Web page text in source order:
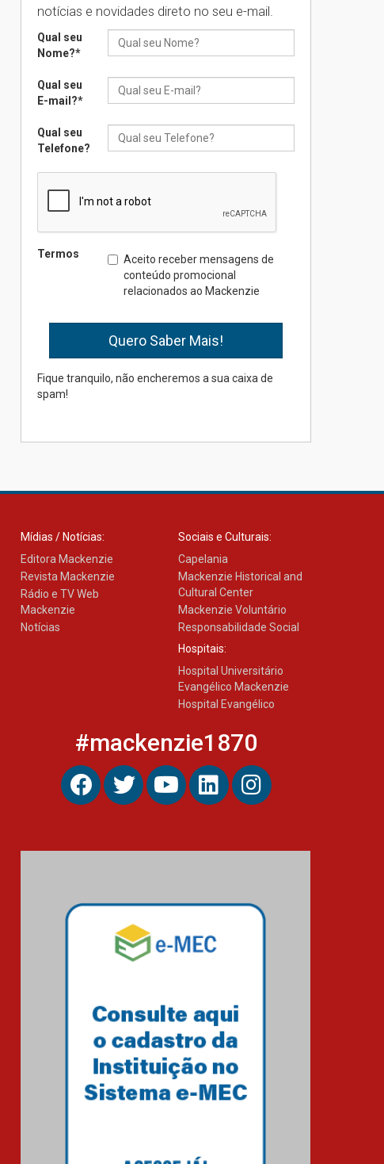
Universidade Mackenzie
realizará nova edição da
05.08.2026
Seminário discute desafios
das novas tecnologias em
04.08.2026
Mackenzie recepciona os
calouros do segundo
semestre de 2026
04.08.2026
Brasília prepara seus
estudantes para o PAS antes
mesmo do Ensino Médio
notícias e novidades direto no seu e-mail.
Qual seu
Nome?*
Qual seu
E-mail?*
Qual seu
Telefone?
Termos
Aceito receber mensagens de
conteúdo promocional
relacionados ao Mackenzie
Fique tranquilo, não encheremos a sua caixa de
spam!
Mídias / Notícias:
Editora Mackenzie
Revista Mackenzie
Rádio e TV Web
Mackenzie
Notícias
Sociais e Culturais:
Capelania
Mackenzie Historical and
Cultural Center
Mackenzie Voluntário
Responsabilidade Social
Hospitais:
Hospital Universitário
Evangélico Mackenzie
Hospital Evangélico
#mackenzie1870